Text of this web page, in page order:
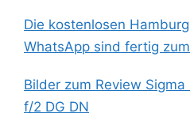
Die kostenlosen
WhatsApp sind fertig
Bilder zum Review
f/2 DG DN